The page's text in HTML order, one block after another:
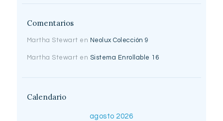
Comentarios
Martha Stewart en Neolux Colección 9
Martha Stewart en Sistema Enrollable 16
Calendario
agosto 2026